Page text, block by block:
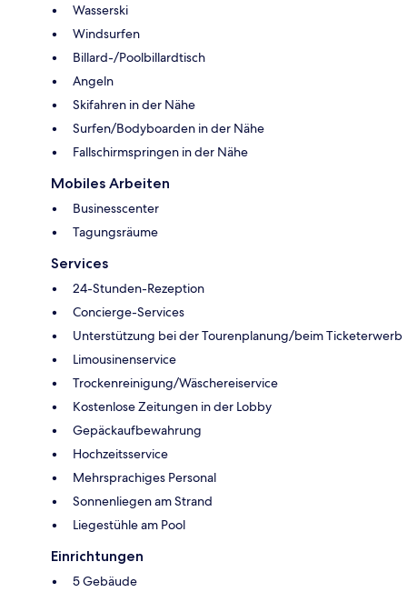
Wasserski
Windsurfen
Billard-/Poolbillardtisch
Angeln
Skifahren in der Nähe
Surfen/Bodyboarden in der Nähe
Fallschirmspringen in der Nähe
Mobiles Arbeiten
Businesscenter
Tagungsräume
Services
24-Stunden-Rezeption
Concierge-Services
Unterstützung bei der Tourenplanung/beim Ticketerwerb
Limousinenservice
Trockenreinigung/Wäschereiservice
Kostenlose Zeitungen in der Lobby
Gepäckaufbewahrung
Hochzeitsservice
Mehrsprachiges Personal
Sonnenliegen am Strand
Liegestühle am Pool
Einrichtungen
5 Gebäude